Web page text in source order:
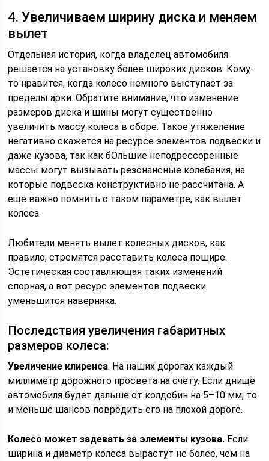
4. Увеличиваем ширину диска и меняем
вылет
Отдельная история, когда владелец автомобиля
решается на установку более широких дисков. Кому-
то нравится, когда колесо немного выступает за
пределы арки. Обратите внимание, что изменение
размеров диска и шины могут существенно
увеличить массу колеса в сборе. Такое утяжеление
негативно скажется на ресурсе элементов подвески и
даже кузова, так как бОльшие неподрессоренные
массы могут вызывать резонансные колебания, на
которые подвеска конструктивно не рассчитана. А
еще важно помнить о таком параметре, как вылет
колеса.
Любители менять вылет колесных дисков, как
правило, стремятся расставить колеса пошире.
Эстетическая составляющая таких изменений
спорная, а вот ресурс элементов подвески
уменьшится наверняка.
Последствия увеличения габаритных
размеров колеса:
Увеличение клиренса. На наших дорогах каждый
миллиметр дорожного просвета на счету. Если днище
автомобиля будет дальше от колдобин на 5–10 мм, то
и меньше шансов повредить его на плохой дороге.
Колесо может задевать за элементы кузова. Если
ширина и диаметр колеса вырастут не более, чем на